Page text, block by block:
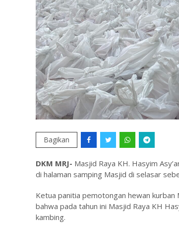
Bagikan
DKM MRJ- Masjid Raya KH. Hasyim
di halaman samping Masjid di selasar
Ketua panitia pemotongan hewan kurban
bahwa pada tahun ini Masjid Raya KH
kambing.